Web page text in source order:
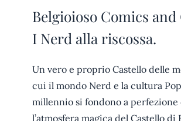
Belgioioso Comics and
I Nerd alla riscossa.
Un vero e proprio Castello delle
cui il mondo Nerd e la cultura
millennio si fondono a perfezione
l’atmosfera magica del Castello di